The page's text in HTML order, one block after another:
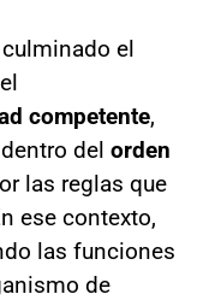
el
competente,
del orden
las reglas que
ese contexto,
las funciones
de